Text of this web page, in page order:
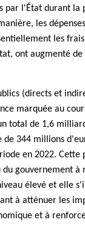
par l'État durant
les
les
ont augmenté
(directs et
marquée au
total de 1,6
de 344 millions
en 2022. Cette
du gouvernement à
élevé et elle
à atténuer les
et à